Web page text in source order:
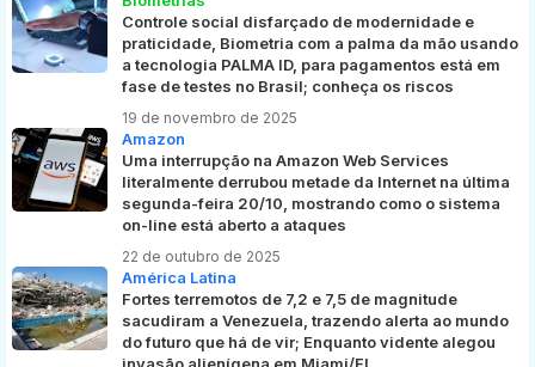
Controle social disfarçado de modernidade e
praticidade, Biometria com a palma da mão usando
a tecnologia PALMA ID, para pagamentos está em
fase de testes no Brasil; conheça os riscos
19 de novembro de 2025
Amazon
Uma interrupção na Amazon Web Services
literalmente derrubou metade da Internet na última
segunda-feira 20/10, mostrando como o sistema
on-line está aberto a ataques
22 de outubro de 2025
América Latina
Fortes terremotos de 7,2 e 7,5 de magnitude
sacudiram a Venezuela, trazendo alerta ao mundo
do futuro que há de vir; Enquanto vidente alegou